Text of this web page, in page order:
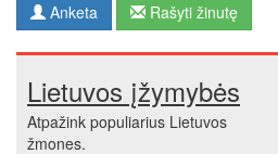
Anketa
Rašyti žinutę
Lietuvos įžymybės
Atpažink populiarius Lietuvos
žmones.